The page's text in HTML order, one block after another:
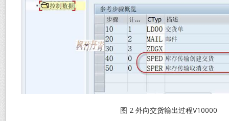
图 2 外向交货输出过程V10000